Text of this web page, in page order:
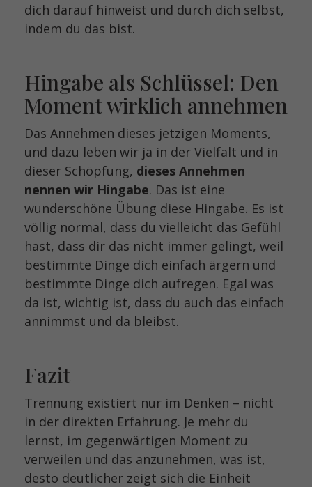
dich darauf hinweist und durch dich selbst,
indem du das bist.
Hingabe als Schlüssel: Den
Moment wirklich annehmen
Das Annehmen dieses jetzigen Moments,
und dazu leben wir ja in der Vielfalt und in
dieser Schöpfung, dieses Annehmen
nennen wir Hingabe. Das ist eine
wunderschöne Übung diese Hingabe. Es ist
völlig normal, dass du vielleicht das Gefühl
hast, dass dir das nicht immer gelingt, weil
bestimmte Dinge dich einfach ärgern und
bestimmte Dinge dich aufregen. Egal was
da ist, wichtig ist, dass du auch das einfach
annimmst und da bleibst.
Fazit
Trennung existiert nur im Denken – nicht
in der direkten Erfahrung. Je mehr du
lernst, im gegenwärtigen Moment zu
verweilen und das anzunehmen, was ist,
desto deutlicher zeigt sich die Einheit